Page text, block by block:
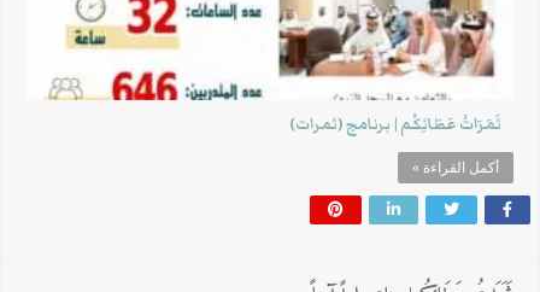
ثَمَرَاتُ عَطَائِكُم | برنامج (ثمرات)
أكمل القراءة »